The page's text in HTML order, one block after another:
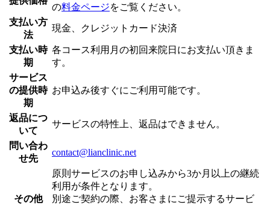
の料金ページをご覧ください。
支払い方
法
現金、クレジットカード決済
支払い時
期
各コース利用月の初回来院日にお支払い頂きま
す。
サービス
の提供時
期
お申込み後すぐにご利用可能です。
返品につ
いて
サービスの特性上、返品はできません。
問い合わ
せ先
contact@lianclinic.net
その他
原則サービスのお申し込みから3か月以上の継続
利用が条件となります。
別途ご契約の際、お客さまにご提示するサービ